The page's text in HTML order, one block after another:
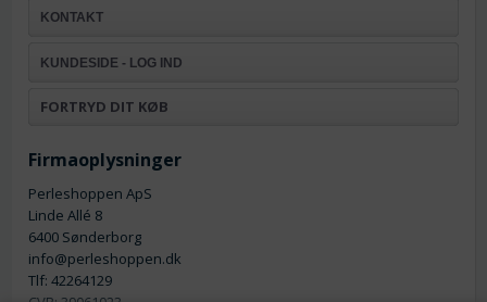
KONTAKT
KUNDESIDE - LOG IND
FORTRYD DIT KØB
Firmaoplysninger
Perleshoppen ApS
Linde Allé 8
6400 Sønderborg
info@perleshoppen.dk
Tlf: 42264129